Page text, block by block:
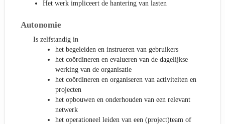
Het werk impliceert de hantering van lasten
Autonomie
Is zelfstandig in
het begeleiden en instrueren van gebruikers
het coördineren en evalueren van de dagelijkse
werking van de organisatie
het coördineren en organiseren van activiteiten en
projecten
het opbouwen en onderhouden van een relevant
netwerk
het operationeel leiden van een (project)team of